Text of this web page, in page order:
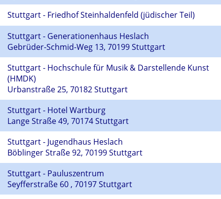
Stuttgart - Friedhof Steinhaldenfeld (jüdischer Teil)
Stuttgart - Generationenhaus Heslach
Gebrüder-Schmid-Weg 13, 70199 Stuttgart
Stuttgart - Hochschule für Musik & Darstellende Kunst
(HMDK)
Urbanstraße 25, 70182 Stuttgart
Stuttgart - Hotel Wartburg
Lange Straße 49, 70174 Stuttgart
Stuttgart - Jugendhaus Heslach
Böblinger Straße 92, 70199 Stuttgart
Stuttgart - Pauluszentrum
Seyfferstraße 60 , 70197 Stuttgart